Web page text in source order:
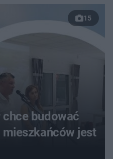
15
chce budować
jest